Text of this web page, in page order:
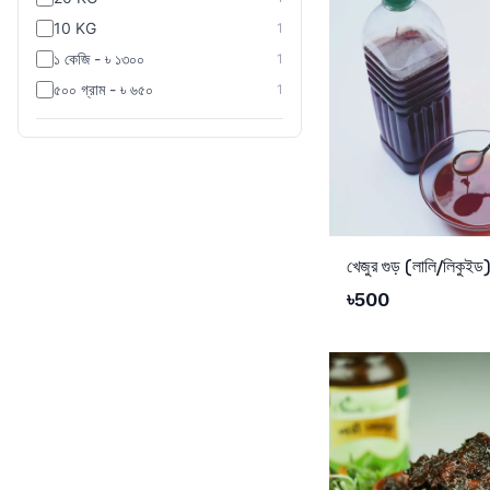
10 KG 1
১ কেজি - ৳ ১৩০০ 1
৫০০ গ্রাম - ৳ ৬৫০ 1
Add to Cart
৳500